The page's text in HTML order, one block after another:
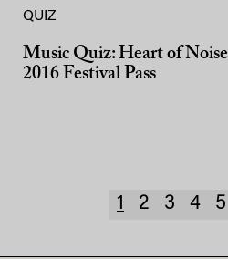
QUIZ
Music Quiz: Heart of Noise
2016 Festival Pass
1 2 3 4 5